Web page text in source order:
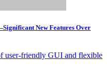
New Features Over
user-friendly GUI and flexible